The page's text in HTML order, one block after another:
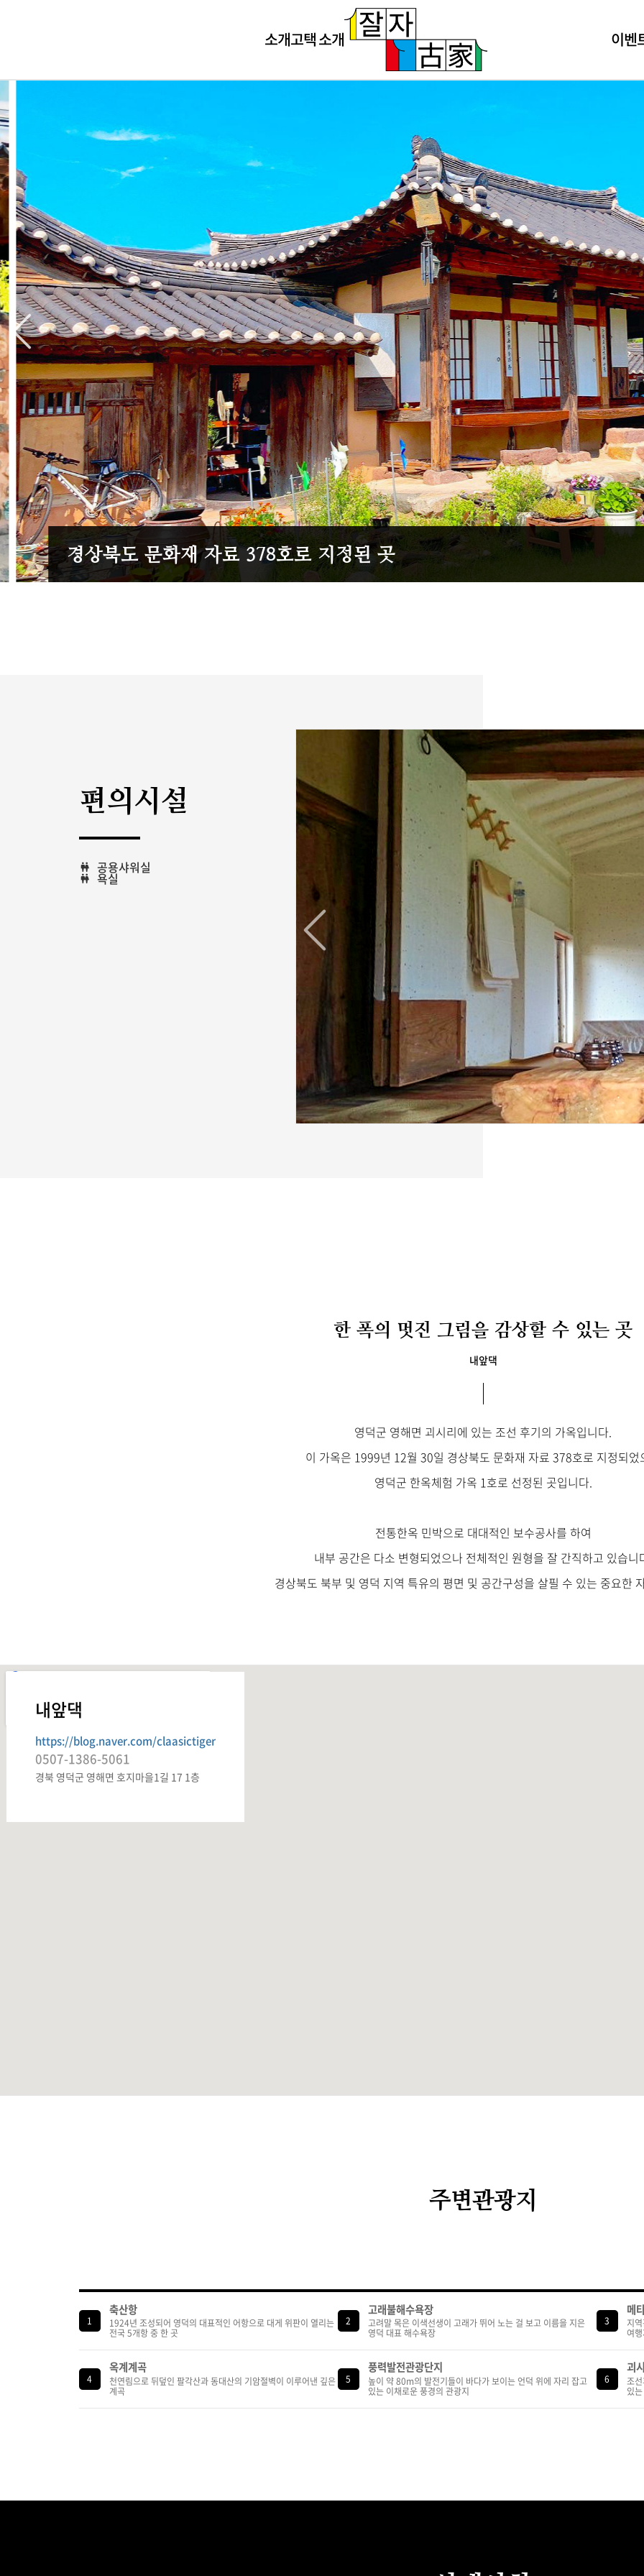
소개고택 소개 이벤
경상북도 문화재 자료 378호로 지정된 곳
편의시설
공용샤워실
욕실
한 폭의 멋진 그림을 감상할 수 있는 곳
내앞댁
영덕군 영해면 괴시리에 있는 조선 후기의 가옥입니다.
이 가옥은 1999년 12월 30일 경상북도 문화재 자료 378호로 지정되었
영덕군 한옥체험 가옥 1호로 선정된 곳입니다.
전통한옥 민박으로 대대적인 보수공사를 하여
내부 공간은 다소 변형되었으나 전체적인 원형을 잘 간직하고 있습니
경상북도 북부 및 영덕 지역 특유의 평면 및 공간구성을 살필 수 있는 중요한
내앞댁
경북 영덕군 영해면 호지마을1길 17 1층
0507-1386-5061
https://blog.naver.com/claasictiger
주변관광지
1
축산항
1924년 조성되어 영덕의 대표적인 어항으로 대게 위판이 열리는
전국 5개항 중 한 곳
2
고래불해수욕장
고려말 목은 이색선생이 고래가 뛰어 노는 걸 보고 이름을 지은
영덕 대표 해수욕장
3
메
지
여
4
옥계계곡
천연림으로 뒤덮인 팔각산과 동대산의 기암절벽이 이루어낸 깊은
계곡
5
풍력발전관광단지
높이 약 80m의 발전기들이 바다가 보이는 언덕 위에 자리 잡고
있는 이채로운 풍경의 관광지
6
괴
조
있